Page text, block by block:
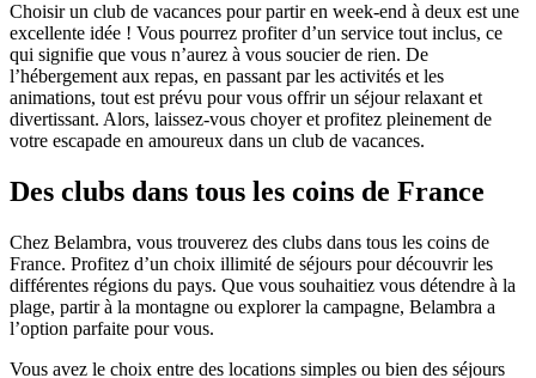
Choisir un club de vacances pour partir en week-end à deux est une
excellente idée ! Vous pourrez profiter d’un service tout inclus, ce
qui signifie que vous n’aurez à vous soucier de rien. De
l’hébergement aux repas, en passant par les activités et les
animations, tout est prévu pour vous offrir un séjour relaxant et
divertissant. Alors, laissez-vous choyer et profitez pleinement de
votre escapade en amoureux dans un club de vacances.
Des clubs dans tous les coins de France
Chez Belambra, vous trouverez des clubs dans tous les coins de
France. Profitez d’un choix illimité de séjours pour découvrir les
différentes régions du pays. Que vous souhaitiez vous détendre à la
plage, partir à la montagne ou explorer la campagne, Belambra a
l’option parfaite pour vous.
Vous avez le choix entre des locations simples ou bien des séjours